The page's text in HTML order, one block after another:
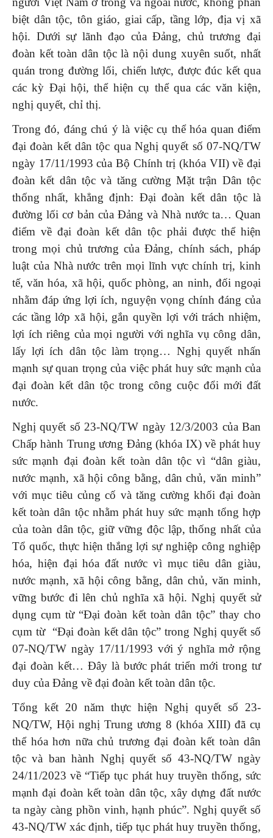
biệt dân tộc, tôn giáo, giai cấp, tầng lớp, địa vị xã
hội. Dưới sự lãnh đạo của Đảng, chủ trương đại
đoàn kết toàn dân tộc là nội dung xuyên suốt, nhất
quán trong đường lối, chiến lược, được đúc kết qua
các kỳ Đại hội, thể hiện cụ thể qua các văn kiện,
nghị quyết, chỉ thị.
Trong đó, đáng chú ý là việc cụ thể hóa quan điểm
đại đoàn kết dân tộc qua Nghị quyết số 07-NQ/TW
ngày 17/11/1993 của Bộ Chính trị (khóa VII) về đại
đoàn kết dân tộc và tăng cường Mặt trận Dân tộc
thống nhất, khẳng định: Đại đoàn kết dân tộc là
đường lối cơ bản của Đảng và Nhà nước ta… Quan
điểm về đại đoàn kết dân tộc phải được thể hiện
trong mọi chủ trương của Đảng, chính sách, pháp
luật của Nhà nước trên mọi lĩnh vực chính trị, kinh
tế, văn hóa, xã hội, quốc phòng, an ninh, đối ngoại
nhằm đáp ứng lợi ích, nguyện vọng chính đáng của
các tầng lớp xã hội, gắn quyền lợi với trách nhiệm,
lợi ích riêng của mọi người với nghĩa vụ công dân,
lấy lợi ích dân tộc làm trọng… Nghị quyết nhấn
mạnh sự quan trọng của việc phát huy sức mạnh của
đại đoàn kết dân tộc trong công cuộc đổi mới đất
nước.
Nghị quyết số 23-NQ/TW ngày 12/3/2003 của Ban
Chấp hành Trung ương Đảng (khóa IX) về phát huy
sức mạnh đại đoàn kết toàn dân tộc vì “dân giàu,
nước mạnh, xã hội công bằng, dân chủ, văn minh”
với mục tiêu củng cố và tăng cường khối đại đoàn
kết toàn dân tộc nhằm phát huy sức mạnh tổng hợp
của toàn dân tộc, giữ vững độc lập, thống nhất của
Tổ quốc, thực hiện thắng lợi sự nghiệp công nghiệp
hóa, hiện đại hóa đất nước vì mục tiêu dân giàu,
nước mạnh, xã hội công bằng, dân chủ, văn minh,
vững bước đi lên chủ nghĩa xã hội. Nghị quyết sử
dụng cụm từ “Đại đoàn kết toàn dân tộc” thay cho
cụm từ “Đại đoàn kết dân tộc” trong Nghị quyết số
07-NQ/TW ngày 17/11/1993 với ý nghĩa mở rộng
đại đoàn kết… Đây là bước phát triển mới trong tư
duy của Đảng về đại đoàn kết toàn dân tộc.
Tổng kết 20 năm thực hiện Nghị quyết số 23-
NQ/TW, Hội nghị Trung ương 8 (khóa XIII) đã cụ
thể hóa hơn nữa chủ trương đại đoàn kết toàn dân
tộc và ban hành Nghị quyết số 43-NQ/TW ngày
24/11/2023 về “Tiếp tục phát huy truyền thống, sức
mạnh đại đoàn kết toàn dân tộc, xây dựng đất nước
ta ngày càng phồn vinh, hạnh phúc”. Nghị quyết số
43-NQ/TW xác định, tiếp tục phát huy truyền thống,